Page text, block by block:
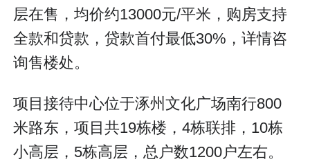
层在售，均价约13000元/平米，购房支持
全款和贷款，贷款首付最低30%，详情咨
询售楼处。
项目接待中心位于涿州文化广场南行800
米路东，项目共19栋楼，4栋联排，10栋
小高层，5栋高层，总户数1200户左右。